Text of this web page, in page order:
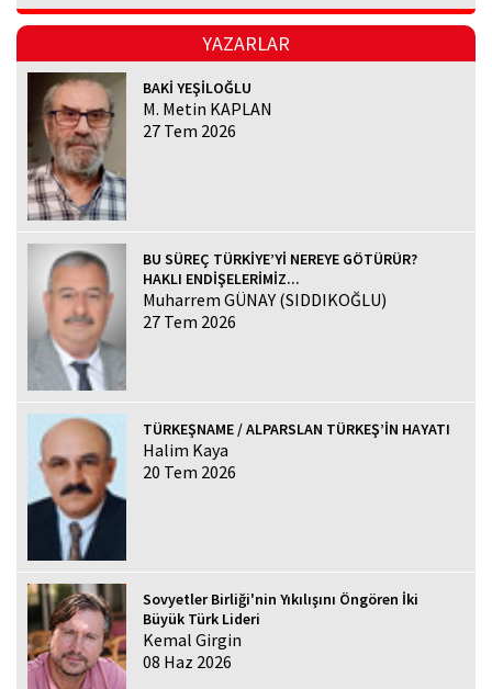
YAZARLAR
BAKİ YEŞİLOĞLU
M. Metin KAPLAN
27 Tem 2026
BU SÜREÇ TÜRKİYE’Yİ NEREYE GÖTÜRÜR?
HAKLI ENDİŞELERİMİZ...
Muharrem GÜNAY (SIDDIKOĞLU)
27 Tem 2026
TÜRKEŞNAME / ALPARSLAN TÜRKEŞ’İN HAYATI
Halim Kaya
20 Tem 2026
Sovyetler Birliği'nin Yıkılışını Öngören İki
Büyük Türk Lideri
Kemal Girgin
08 Haz 2026